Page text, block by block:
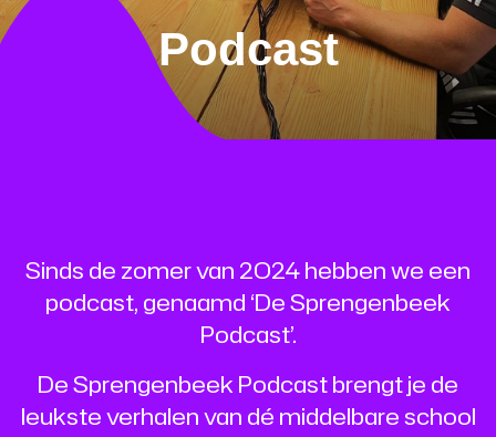
Podcast
Sinds de zomer van 2O24 hebben we een
podcast, genaamd ‘De Sprengenbeek
Podcast’.
De Sprengenbeek Podcast brengt je de
leukste verhalen van dé middelbare school